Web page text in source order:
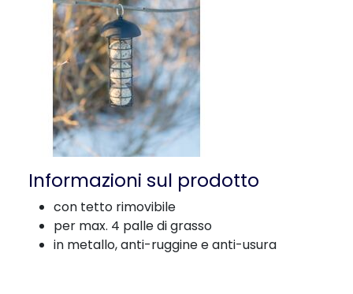
Informazioni sul prodotto
con tetto rimovibile
per max. 4 palle di grasso
in metallo, anti-ruggine e anti-usura